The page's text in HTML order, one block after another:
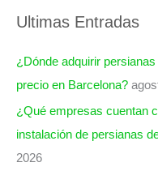
Ultimas Entradas
¿Dónde adquirir
precio en Barcelona?
¿Qué empresas cuentan
instalación de persianas
2026